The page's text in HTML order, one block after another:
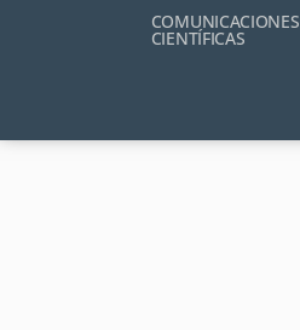
COMUNICACIONES
CIENTÍFICAS